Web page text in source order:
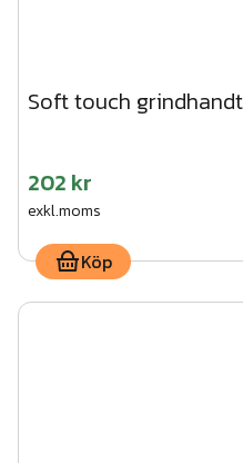
Soft touch
202 kr
exkl.moms
Köp